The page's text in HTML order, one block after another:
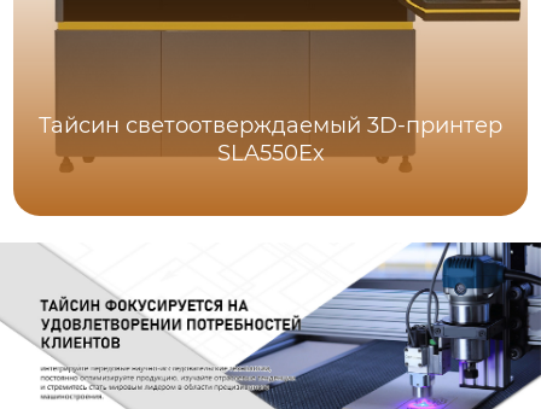
Тайсин светоотверждаемый 3D-принтер
SLA550Ex